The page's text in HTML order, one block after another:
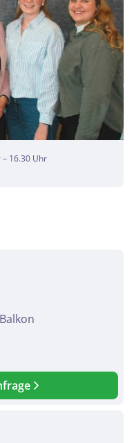
16.30 Uhr